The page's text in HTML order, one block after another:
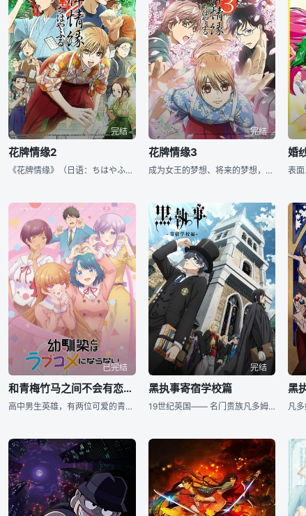
完结
花牌情缘2
《花牌情缘》（日语：ちはやふる），日本漫画家末次由纪的连载漫画作品，曾获得2010年《这本漫画真厉害！》评选第一名，并于2011年10月播出动画作品，全25话。 2012年6月13日宣布第二季动画
完结
花牌情缘3
成为女王的梦想、将来的梦想，都不想放弃！将一生赌在这一瞬间上—— 高中2年级的夏天，千早所在的歌留多部与新入部员一同在全国大赛中出场。在团体战中击败了常胜校·富士崎高中，瑞泽高中获得期待已久的初
婚
已完结
和青梅竹马之间不会有恋爱喜剧
高中男生英雄，有两位可爱的青梅竹马！虽然她们没有那个意思，但如果被她们发现只有我一个人用色色的眼光看待已经长大的她们……太羞耻了！性格各异的两个女生总会在“不经意间”与英雄发生意想不到的“碰撞”。各怀
完结
黑执事寄宿学校篇
19世纪英国—— 名门贵族凡多姆海夫家的执事塞巴斯蒂安·米卡埃利斯与13岁的主人夏尔·凡多姆海夫一起作为“女王的看门狗”承包了背面社会的污秽工作。 有一天，女王给夏尔寄来了一封信，信中说，在英
黑